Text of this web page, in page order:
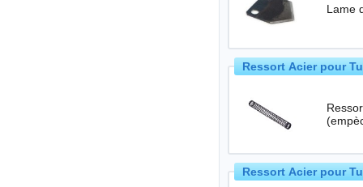
Lame
Ressort Acier pour
Ressort Acier pour